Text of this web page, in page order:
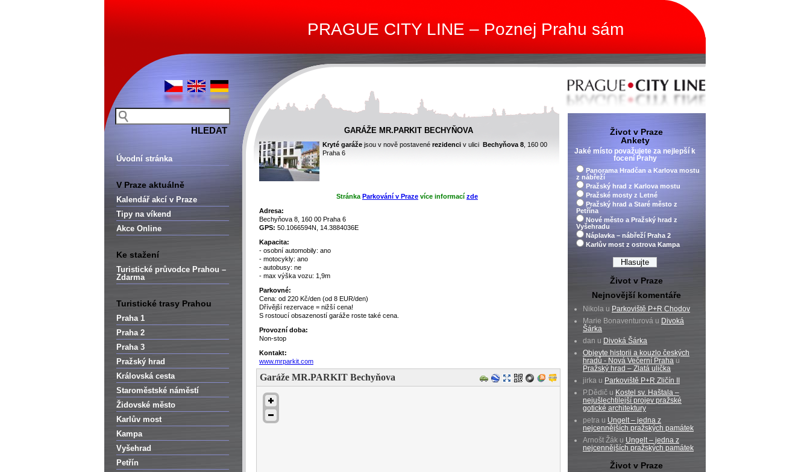
PRAGUE CITY LINE – Poznej Prahu sám
Úvodní stránka
V Praze aktuálně
Kalendář akcí v Praze
Tipy na víkend
Akce Online
Ke stažení
Turistické průvodce Prahou –
Zdarma
Turistické trasy Prahou
Praha 1
Praha 2
Praha 3
Pražský hrad
Královská cesta
Staroměstské náměstí
Židovské město
Karlův most
Kampa
Vyšehrad
Petřín
GARÁŽE MR.PARKIT BECHYŇOVA
Kryté garáže jsou v nově postavené rezidenci v ulici Bechyňova 8 , 160 00
Praha 6
Stránka Parkování v Praze více informací zde
Adresa:
Bechyňova 8, 160 00 Praha 6
GPS: 50.1066594N, 14.3884036E
Kapacita:
- osobní automobily: ano
- motocykly: ano
- autobusy: ne
- max výška vozu: 1,9m
Parkovné:
Cena: od 220 Kč/den (od 8 EUR/den)
Dřívější rezervace = nižší cena!
S rostoucí obsazeností garáže roste také cena.
Provozní doba:
Non-stop
Kontakt:
www.mrparkit.com
Garáže MR.PARKIT Bechyňova
Život v Praze
Ankety
Jaké místo považujete za nejlepší k
focení Prahy
Panorama Hradčan a Karlova mostu
z nábřeží
Pražský hrad z Karlova mostu
Pražské mosty z Letné
Pražský hrad a Staré město z
Petřína
Nové město a Pražský hrad z
Vyšehradu
Náplavka – nábřeží Praha 2
Karlův most z ostrova Kampa
Život v Praze
Nejnovější komentáře
Nikola u Parkoviště P+R Chodov
Marie Bonaventurová u Divoká
Šárka
dan u Divoká Šárka
Objevte historii a kouzlo českých
hradů - Nová Večerní Praha u
Pražský hrad – Zlatá ulička
jirka u Parkoviště P+R Zličín II
P.Dědič u Kostel sv. Haštala –
nejušlechtilejší projev pražské
gotické architektury
petra u Ungelt – jedna z
nejcennějších pražských památek
Arnošt Žák u Ungelt – jedna z
nejcennějších pražských památek
Život v Praze